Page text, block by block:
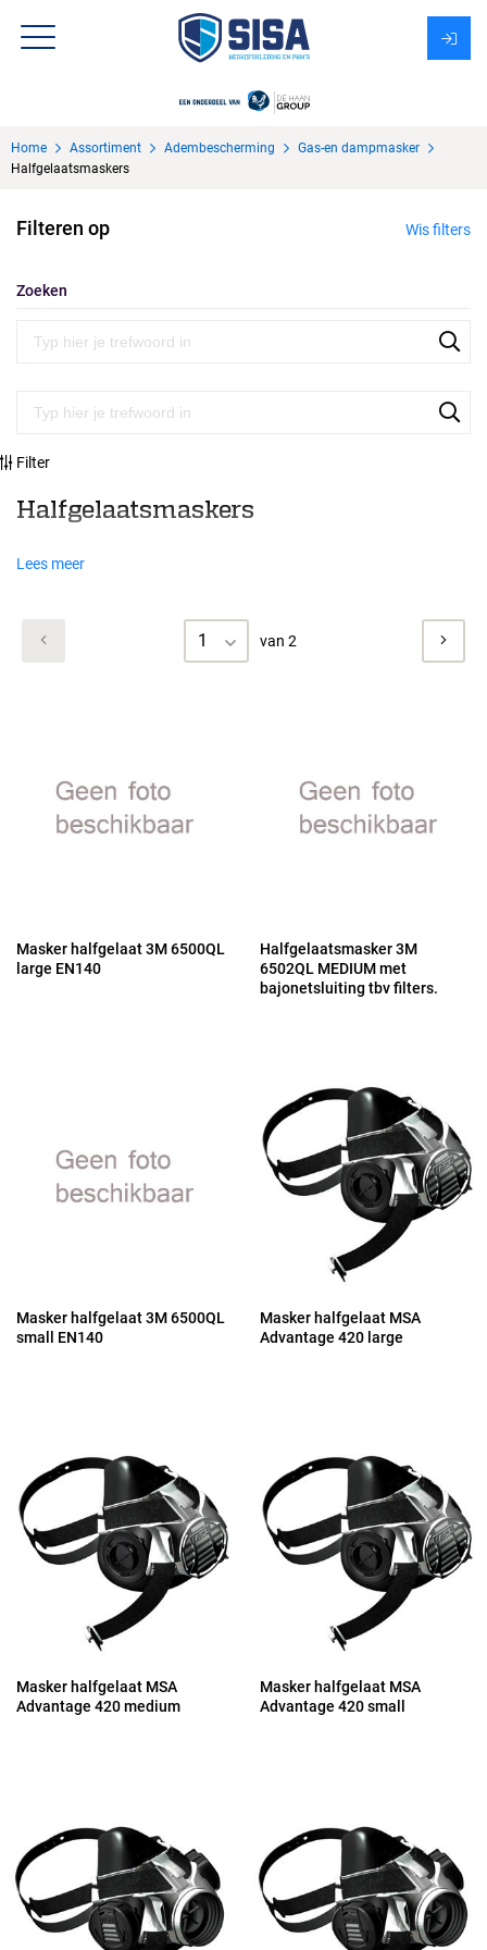
Over Sisa
Home Assortiment Adembescherming
Gas-en dampmasker
Halfgelaatsmaskers
Filteren op Wis filters
Zoeken
Filter
Halfgelaatsmaskers
Lees meer
1 van 2
Masker halfgelaat 3M 6500QL
large EN140
Halfgelaatsmasker 3M
6502QL MEDIUM met
bajonetsluiting tbv filters.
Masker halfgelaat 3M 6500QL
small EN140
Masker halfgelaat MSA
Advantage 420 large
Masker halfgelaat MSA
Advantage 420 medium
Masker halfgelaat MSA
Advantage 420 small